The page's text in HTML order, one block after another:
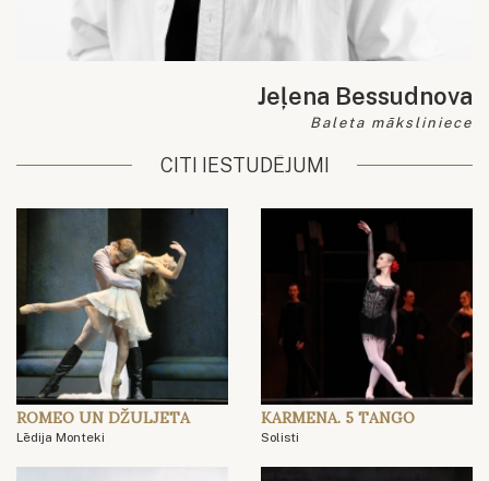
Jeļena Bessudnova
Baleta māksliniece
CITI IESTUDĒJUMI
ROMEO UN DŽULJETA
Lēdija Monteki
KARMENA. 5 TANGO
Solisti